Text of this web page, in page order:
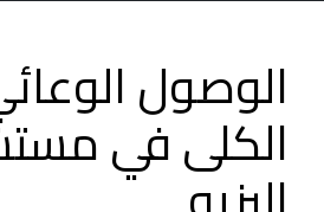
الوصول
الكلى في